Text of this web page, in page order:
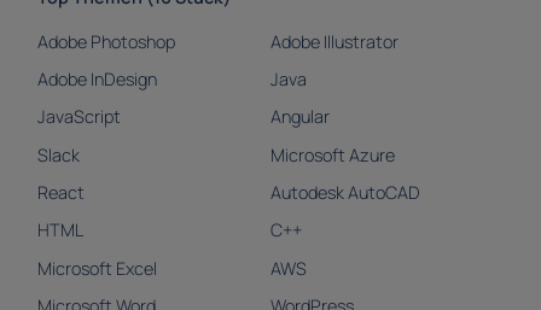
Adobe Photoshop
Adobe Illustrator
Adobe InDesign
Java
JavaScript
Angular
Slack
Microsoft Azure
React
Autodesk AutoCAD
HTML
C++
Microsoft Excel
AWS